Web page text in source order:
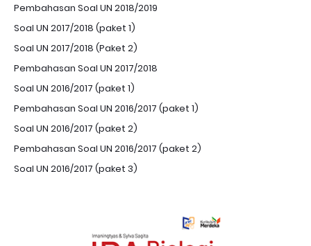
Pembahasan Soal UN 2018/2019
Soal UN 2017/2018 (paket 1)
Soal UN 2017/2018 (Paket 2)
Pembahasan Soal UN 2017/2018
Soal UN 2016/2017 (paket 1)
Pembahasan Soal UN 2016/2017 (paket 1)
Soal UN 2016/2017 (paket 2)
Pembahasan Soal UN 2016/2017 (paket 2)
Soal UN 2016/2017 (paket 3)